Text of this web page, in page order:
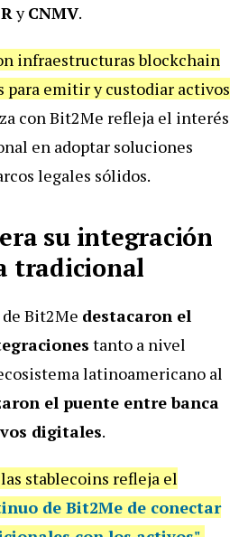
yCNMV.
infraestructuras blockchain
para emitir y custodiar activos
con Bit2Me refleja el interés
en adoptar soluciones
legales sólidos.
su integración
tradicional
Bit2Me destacaron el
tanto a nivel
latinoamericano al
el puente entre banca
digitales.
stablecoins refleja el
de Bit2Me de conectar